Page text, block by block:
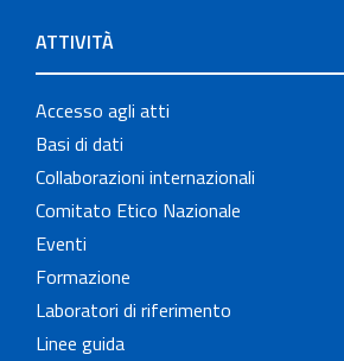
ATTIVITÀ
Accesso agli atti
Basi di dati
Collaborazioni internazionali
Comitato Etico Nazionale
Eventi
Formazione
Laboratori di riferimento
Linee guida